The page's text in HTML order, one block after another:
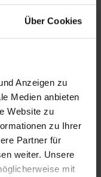
Über Cookies
Anzeigen zu
Medien anbieten
Website zu
zu Ihrer
Partner für
weiter. Unsere
mit